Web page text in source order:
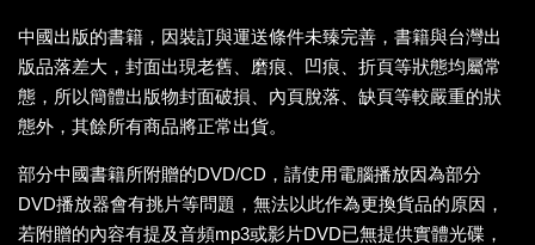
中國出版的書籍，因裝訂與運送條件未臻完善，書籍與台灣出
版品落差大，封面出現老舊、磨痕、凹痕、折頁等狀態均屬常
態，所以簡體出版物封面破損、內頁脫落、缺頁等較嚴重的狀
態外，其餘所有商品將正常出貨。
部分中國書籍所附贈的DVD/CD，請使用電腦播放因為部分
DVD播放器會有挑片等問題，無法以此作為更換貨品的原因，
若附贈的內容有提及音頻mp3或影片DVD已無提供實體光碟，